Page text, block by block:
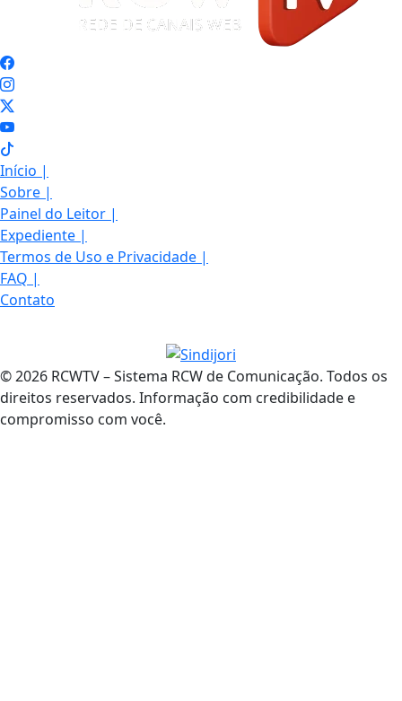
Início |
Sobre |
Painel do Leitor |
Expediente |
Termos de Uso e Privacidade |
FAQ |
Contato
© 2026 RCWTV – Sistema RCW de Comunicação. Todos os
direitos reservados. Informação com credibilidade e
compromisso com você.